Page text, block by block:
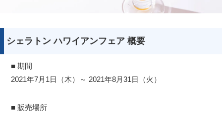
シェラトン ハワイアンフェア 概要
■ 期間
2021年7月1日（木）～ 2021年8月31日（火）
■ 販売場所